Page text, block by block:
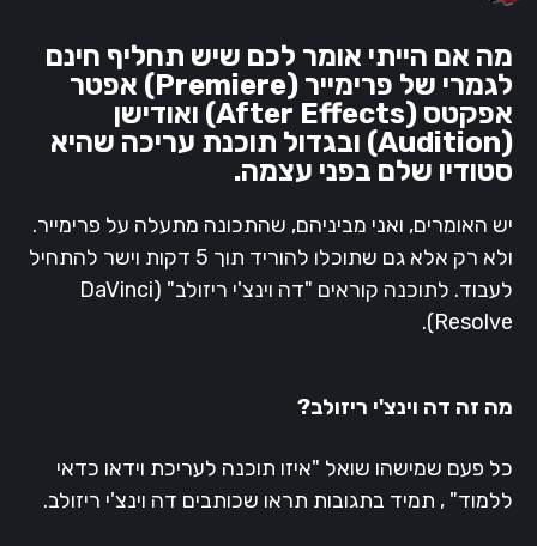
מה אם הייתי אומר לכם שיש תחליף חינם
לגמרי של פרימייר (Premiere) אפטר
אפקטס (After Effects) ואודישן
(Audition) ובגדול תוכנת עריכה שהיא
סטודיו שלם בפני עצמה.
יש האומרים, ואני מביניהם, שהתכונה מתעלה על פרימייר.
ולא רק אלא גם שתוכלו להוריד תוך 5 דקות וישר להתחיל
לעבוד. לתוכנה קוראים "דה וינצ'י ריזולב" (DaVinci
Resolve).
מה זה דה וינצ'י ריזולב?
כל פעם שמישהו שואל "איזו תוכנה לעריכת וידאו כדאי
ללמוד" , תמיד בתגובות תראו שכותבים דה וינצ'י ריזולב.